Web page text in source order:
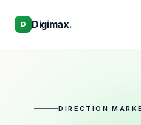
D Digimax.
DIRECTION